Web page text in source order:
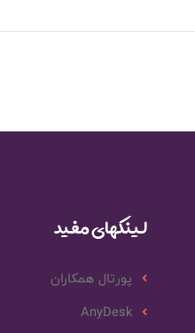
لینکهای مفید
پورتال همکاران
AnyDesk